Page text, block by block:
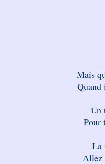
Mais
Quand
Un
Pour
La
Allez